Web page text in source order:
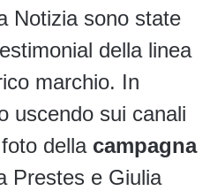
Notizia sono state
della linea
marchio. In
uscendo sui canali
della campagna
Prestes e Giulia